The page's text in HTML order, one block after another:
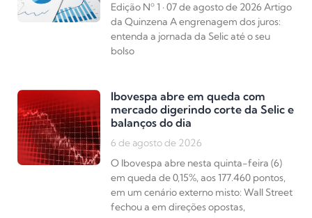
Edição Nº 1 · 07 de agosto de 2026 Artigo
da Quinzena A engrenagem dos juros:
entenda a jornada da Selic até o seu
bolso
Ibovespa abre em queda com
mercado digerindo corte da Selic e
balanços do dia
6 de agosto de 2026
O Ibovespa abre nesta quinta-feira (6)
em queda de 0,15%, aos 177.460 pontos,
em um cenário externo misto: Wall Street
fechou a em direções opostas,